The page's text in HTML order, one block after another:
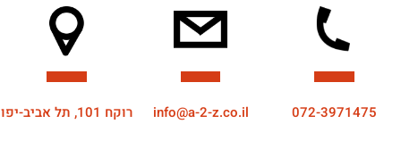
072-3971475
info@a-2-z.co.il רוקח 101, תל אביב-יפו